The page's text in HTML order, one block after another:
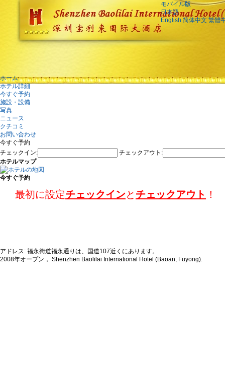
モバイル版
日本語
English 简体中文 繁體
ホーム
ホテル詳細
今すぐ予約
施設・設備
写真
ニュース
クチコミ
お問い合わせ
今すぐ予約
チェックイン:
チェックアウト:
ホテルマップ
今すぐ予約
最初に設定チェックインと チェックアウト ！
アドレス: 福永街道福永通りは、国道107近くにあります。
2008年オープン， Shenzhen Baolilai International Hotel (Baoan, Fuyong).